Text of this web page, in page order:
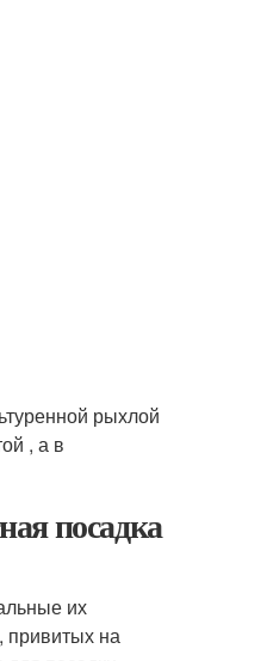
рыхлой
, а в
посадка
их
привитых на